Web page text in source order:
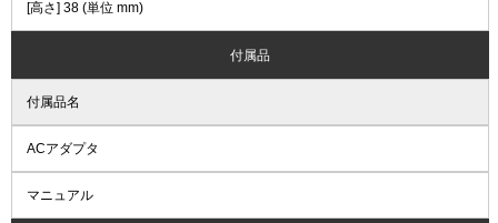
[高さ] 38 (単位 mm)
付属品
付属品名
ACアダプタ
マニュアル